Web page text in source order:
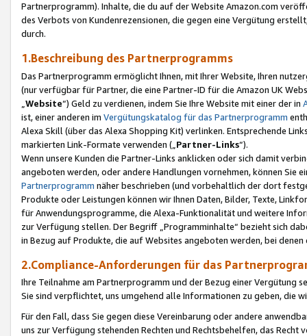
Partnerprogramm). Inhalte, die du auf der Website Amazon.com
des Verbots von Kundenrezensionen, die gegen eine Vergütung
durch.
1.Beschreibung des Partnerprogramms
Das Partnerprogramm ermöglicht Ihnen, mit Ihrer Website, Ihren
(nur verfügbar für Partner, die eine Partner-ID für die Amazon UK
Website“) Geld zu verdienen, indem Sie Ihre Website mit einer der in
ist, einer anderen im Vergütungskatalog für das Partnerprogramm
Alexa Skill (über das Alexa Shopping Kit) verlinken. Entsprechende
markierten Link-Formate verwenden („ Partner-Links“).
Wenn unsere Kunden die Partner-Links anklicken oder sich damit
angeboten werden, oder andere Handlungen vornehmen, können Sie
Partnerprogramm näher beschrieben (und vorbehaltlich der dort
Produkte oder Leistungen können wir Ihnen Daten, Bilder, Texte,
für Anwendungsprogramme, die Alexa-Funktionalität und weitere
zur Verfügung stellen. Der Begriff „Programminhalte“ bezieht sich
in Bezug auf Produkte, die auf Websites angeboten werden, bei
2.Compliance-Anforderungen für das
Ihre Teilnahme am Partnerprogramm und der Bezug einer Vergütung
Sie sind verpflichtet, uns umgehend alle Informationen zu geben, die
Für den Fall, dass Sie gegen diese Vereinbarung oder andere
uns zur Verfügung stehenden Rechten und Rechtsbehelfen, das